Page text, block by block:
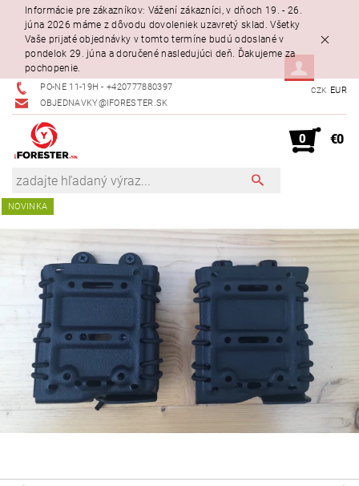
Informácie pre zákazníkov: Vážení zákazníci, v dňoch 19. - 26.
júna 2026 máme z dôvodu dovoleniek uzavretý sklad. Všetky
Vaše prijaté objednávky v tomto termíne budú odoslané v
pondelok 29. júna a doručené nasledujúci deň. Ďakujeme za
pochopenie.
PO-NE 11-19H - +420777880397
OBJEDNAVKY@IFORESTER.SK
CZK EUR
0 €0
NOVINKA